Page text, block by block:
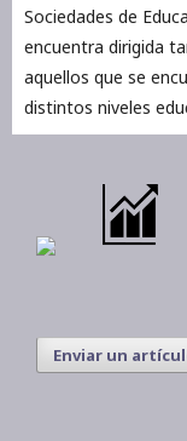
Sociedades de
encuentra dirigida
aquellos que se
distintos niveles
Enviar un